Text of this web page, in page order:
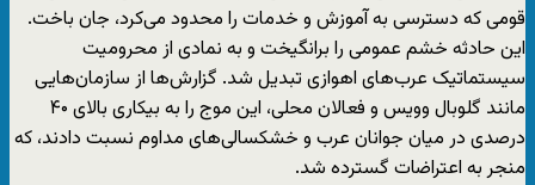
قومی که دسترسی به آموزش و خدمات را محدود می‌کرد، جان باخت.
این حادثه خشم عمومی را برانگیخت و به نمادی از محرومیت
سیستماتیک عرب‌های اهوازی تبدیل شد. گزارش‌ها از سازمان‌هایی
مانند گلوبال وویس و فعالان محلی، این موج را به بیکاری بالای ۴۰
درصدی در میان جوانان عرب و خشکسالی‌های مداوم نسبت دادند، که
منجر به اعتراضات گسترده شد.